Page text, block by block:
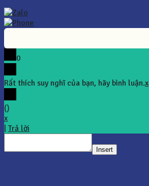
0
Rất thích suy nghĩ của bạn, hãy bình luận.x
()
x
| Trả lời
Insert